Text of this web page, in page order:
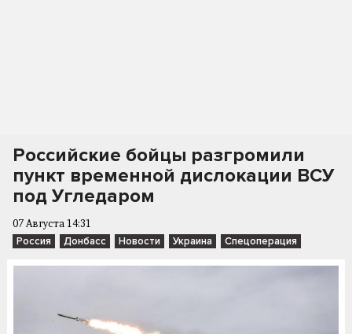
Российские бойцы разгромили
пункт временной дислокации ВСУ
под Угледаром
07 Августа 14:31
Россия Донбасс Новости Украина Спецоперация